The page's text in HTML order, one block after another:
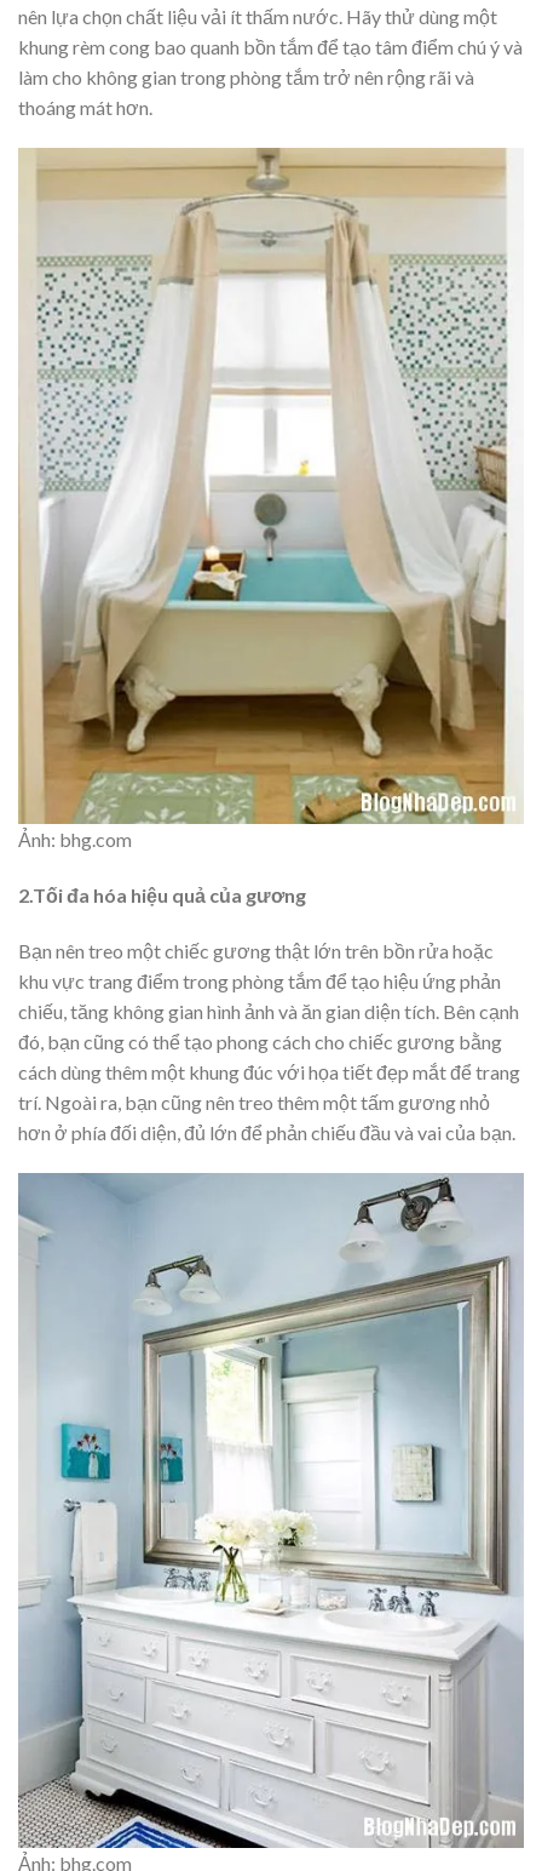
nên lựa chọn chất liệu vải ít thấm nước. Hãy thử dùng một
khung rèm cong bao quanh bồn tắm để tạo tâm điểm chú ý và
làm cho không gian trong phòng tắm trở nên rộng rãi và
thoáng mát hơn.
Ảnh: bhg.com
2.Tối đa hóa hiệu quả của gương
Bạn nên treo một chiếc gương thật lớn trên bồn rửa hoặc
khu vực trang điểm trong phòng tắm để tạo hiệu ứng phản
chiếu, tăng không gian hình ảnh và ăn gian diện tích. Bên cạnh
đó, bạn cũng có thể tạo phong cách cho chiếc gương bằng
cách dùng thêm một khung đúc với họa tiết đẹp mắt để trang
trí. Ngoài ra, bạn cũng nên treo thêm một tấm gương nhỏ
hơn ở phía đối diện, đủ lớn để phản chiếu đầu và vai của bạn.
Ảnh: bhg.com